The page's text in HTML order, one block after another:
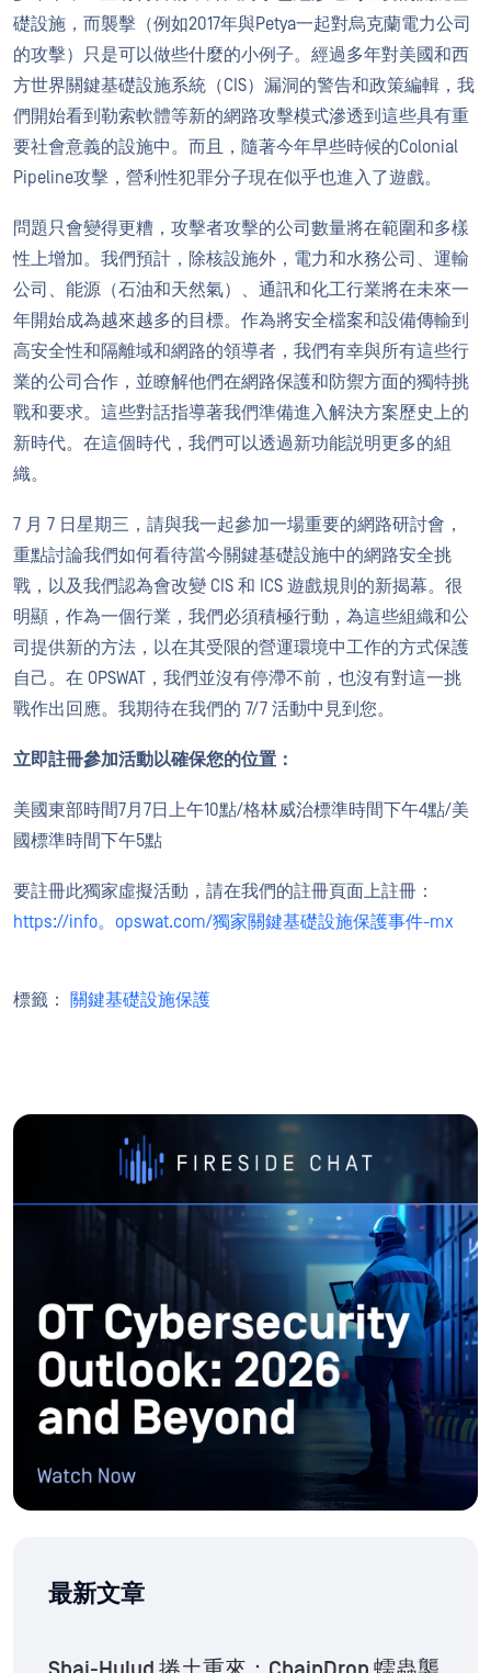
礎設施，而襲擊（例如2017年與Petya一起對烏克蘭電力公司
的攻擊）只是可以做些什麼的小例子。經過多年對美國和西
方世界關鍵基礎設施系統（CIS）漏洞的警告和政策編輯，我
們開始看到勒索軟體等新的網路攻擊模式滲透到這些具有重
要社會意義的設施中。而且，隨著今年早些時候的Colonial
Pipeline攻擊，營利性犯罪分子現在似乎也進入了遊戲。
問題只會變得更糟，攻擊者攻擊的公司數量將在範圍和多樣
性上增加。我們預計，除核設施外，電力和水務公司、運輸
公司、能源（石油和天然氣）、通訊和化工行業將在未來一
年開始成為越來越多的目標。作為將安全檔案和設備傳輸到
高安全性和隔離域和網路的領導者，我們有幸與所有這些行
業的公司合作，並瞭解他們在網路保護和防禦方面的獨特挑
戰和要求。這些對話指導著我們準備進入解決方案歷史上的
新時代。在這個時代，我們可以透過新功能説明更多的組
織。
7 月 7 日星期三，請與我一起參加一場重要的網路研討會，
重點討論我們如何看待當今關鍵基礎設施中的網路安全挑
戰，以及我們認為會改變 CIS 和 ICS 遊戲規則的新揭幕。很
明顯，作為一個行業，我們必須積極行動，為這些組織和公
司提供新的方法，以在其受限的營運環境中工作的方式保護
自己。在 OPSWAT，我們並沒有停滯不前，也沒有對這一挑
戰作出回應。我期待在我們的 7/7 活動中見到您。
立即註冊參加活動以確保您的位置：
美國東部時間7月7日上午10點/格林威治標準時間下午4點/美
國標準時間下午5點
要註冊此獨家虛擬活動，請在我們的註冊頁面上註冊：
https://info。opswat.com/獨家關鍵基礎設施保護事件-mx
標籤： 關鍵基礎設施保護
最新文章